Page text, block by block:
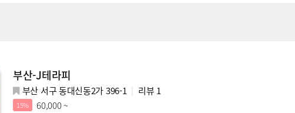
부산-J테라피
부산 서구 동대신동2가 396-1 리뷰 1
15% 60,000 ~